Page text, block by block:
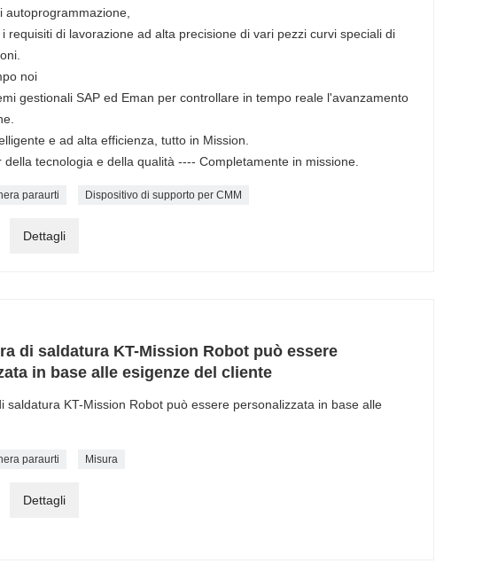
autoprogrammazione,
requisiti di lavorazione ad alta precisione di vari pezzi curvi speciali di
noi
gestionali SAP ed Eman per controllare in tempo reale l'avanzamento
e ad alta efficienza, tutto in Mission.
della tecnologia e della qualità ---- Completamente in missione.
paraurti Dispositivo di supporto per CMM
Dettagli
di saldatura KT-Mission Robot può essere
in base alle esigenze del cliente
saldatura KT-Mission Robot può essere personalizzata in base alle
paraurti Misura
Dettagli